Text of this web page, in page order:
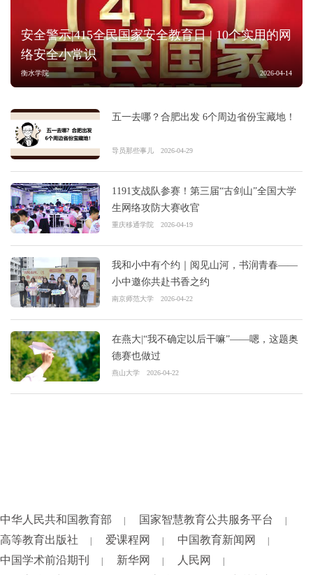
安全警示|415全民国家安全教育日 | 10个实用的网
络安全小常识
衡水学院 2026-04-14
五一去哪？合肥出发 6个周边省份宝藏地！
导员那些事儿 2026-04-29
1191支战队参赛！第三届“古剑山”全国大学
生网络攻防大赛收官
重庆移通学院 2026-04-19
我和小中有个约｜阅见山河，书润青春——
小中邀你共赴书香之约
南京师范大学 2026-04-22
在燕大|“我不确定以后干嘛”——嗯，这题奥
德赛也做过
燕山大学 2026-04-22
中华人民共和国教育部 | 国家智慧教育公共服务平台 |
高等教育出版社 | 爱课程网 | 中国教育新闻网 |
中国学术前沿期刊 | 新华网 | 人民网 |